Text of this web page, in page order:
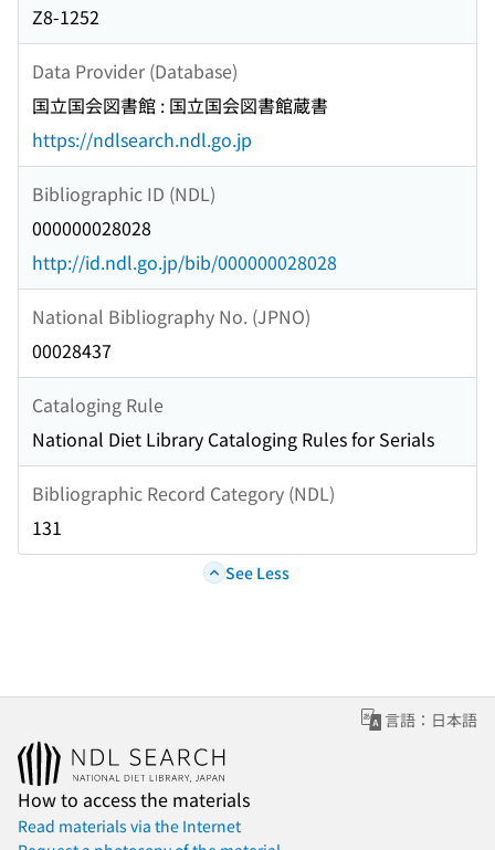
Z8-1252
Data Provider (Database)
国立国会図書館 : 国立国会図書館蔵書
https://ndlsearch.ndl.go.jp
Bibliographic ID (NDL)
000000028028
http://id.ndl.go.jp/bib/000000028028
National Bibliography No. (JPNO)
00028437
Cataloging Rule
National Diet Library Cataloging Rules for Serials
Bibliographic Record Category (NDL)
131
See Less
言語：日本語
How to access the materials
Read materials via the Internet